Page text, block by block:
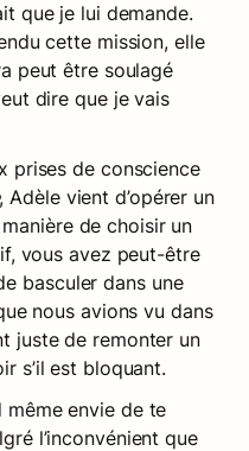
que je lui demande.
cette mission, elle
peut être soulagé
dire que je vais
prises de conscience
, Adèle vient d’opérer un
de choisir un
vous avez peut-être
remarqué que nous venons de basculer dans une
nous avions vu dans
s’il est bloquant.
même envie de te
l’inconvénient que